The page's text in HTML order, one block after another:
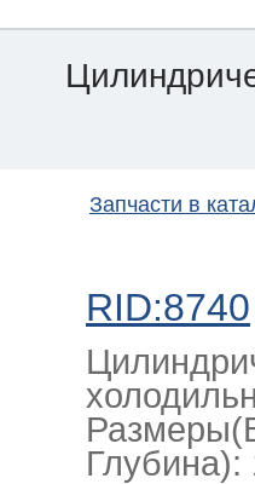
Запчасти в
RID:8740
Глубина):